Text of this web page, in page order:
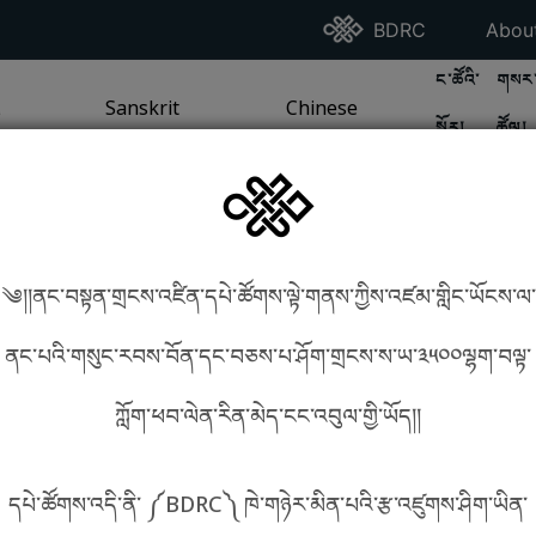
Go To BDRC
BDRC Go
/ SEA TRADITIONPAGE
GO TOSANSKRIT TRADITION
Sanskrit
GO TOCHINESE TRADITION
Chinese
GO TO
ང་ཚོའི་
སྐོར།
GO
ཚོལ།
༄།།ནང་བསྟན་གྲངས་འཛིན་དཔེ་ཚོགས་ལྟེ་གནས་ཀྱིས་འཛམ་གླིང་ཡོངས་ལ་
ནང་པའི་གསུང་རབས་བོན་དང་བཅས་པ་ཤོག་གྲངས་ས་ཡ་༣༥༠༠ལྷག་བལྟ་
ཀློག་ཕབ་ལེན་རིན་མེད་ངང་འབུལ་གྱི་ཡོད།།
དཔེ་ཚོགས་འདི་ནི་ ༼BDRC༽ ཁེ་གཉེར་མིན་པའི་རྩ་འཛུགས་ཤིག་ཡིན་
phonetics! How to find things?